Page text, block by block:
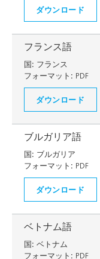
ダウンロード
フランス語
国: フランス
フォーマット: PDF
ダウンロード
ブルガリア語
国: ブルガリア
フォーマット: PDF
ダウンロード
ベトナム語
国: ベトナム
フォーマット: PDF